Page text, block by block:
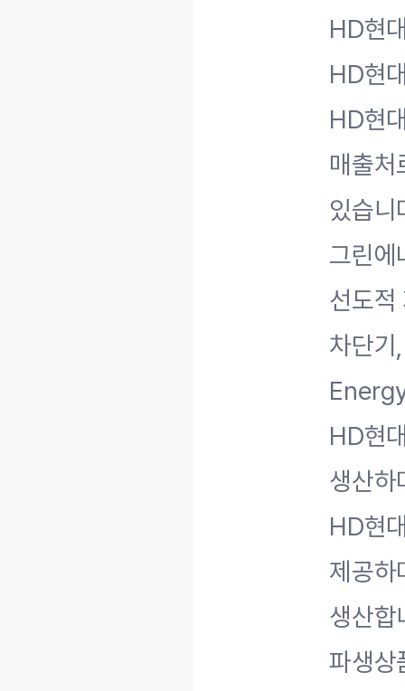
HD현
HD현
HD현
매출
있습
그린에
선도적
차단기
HD현
생산하
HD현
제공하
생산합
파생상